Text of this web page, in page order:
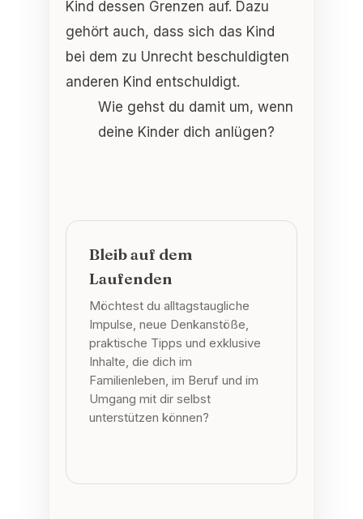
Kind dessen Grenzen auf. Dazu
gehört auch, dass sich das Kind
bei dem zu Unrecht beschuldigten
anderen Kind entschuldigt.
Wie gehst du damit um, wenn
deine Kinder dich anlügen?
Bleib auf dem
Laufenden
Möchtest du alltagstaugliche
Impulse, neue Denkanstöße,
praktische Tipps und exklusive
Inhalte, die dich im
Familienleben, im Beruf und im
Umgang mit dir selbst
unterstützen können?